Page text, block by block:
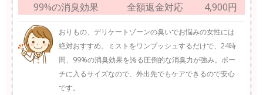
99%の消臭効果
全額返金対応
4,900円
おりもの、デリケートゾーンの臭いでお悩みの女性には
絶対おすすめ。ミストをワンプッシュするだけで、24時
間、99%の消臭効果を誇る圧倒的な消臭力が強み。ポー
チに入るサイズなので、外出先でもケアできるので安心
です。